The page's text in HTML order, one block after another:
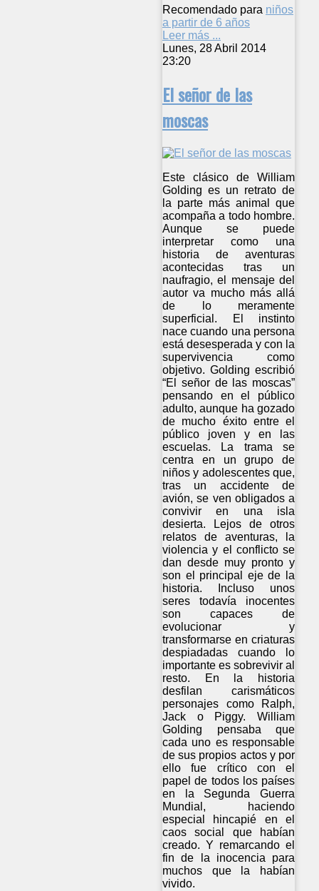
Recomendado para niños
a partir de 6 años
Leer más ...
Lunes, 28 Abril 2014
23:20
El señor de las
moscas
Este clásico de William
Golding es un retrato de
la parte más animal que
acompaña a todo hombre.
Aunque se puede
interpretar como una
historia de aventuras
acontecidas tras un
naufragio, el mensaje del
autor va mucho más allá
de lo meramente
superficial. El instinto
nace cuando una persona
está desesperada y con la
supervivencia como
objetivo. Golding escribió
“El señor de las moscas”
pensando en el público
adulto, aunque ha gozado
de mucho éxito entre el
público joven y en las
escuelas. La trama se
centra en un grupo de
niños y adolescentes que,
tras un accidente de
avión, se ven obligados a
convivir en una isla
desierta. Lejos de otros
relatos de aventuras, la
violencia y el conflicto se
dan desde muy pronto y
son el principal eje de la
historia. Incluso unos
seres todavía inocentes
son capaces de
evolucionar y
transformarse en criaturas
despiadadas cuando lo
importante es sobrevivir al
resto. En la historia
desfilan carismáticos
personajes como Ralph,
Jack o Piggy. William
Golding pensaba que
cada uno es responsable
de sus propios actos y por
ello fue crítico con el
papel de todos los países
en la Segunda Guerra
Mundial, haciendo
especial hincapié en el
caos social que habían
creado. Y remarcando el
fin de la inocencia para
muchos que la habían
vivido.